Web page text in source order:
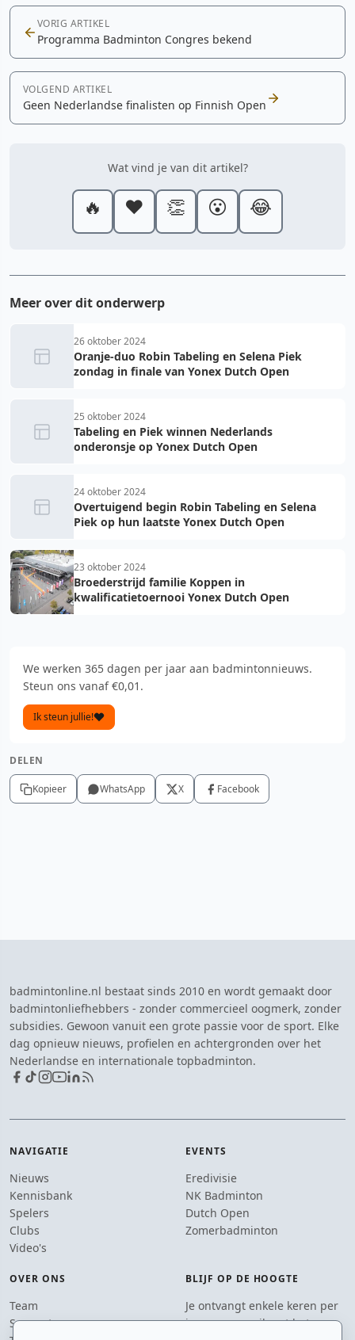
VORIG ARTIKEL
Programma Badminton Congres bekend
VOLGEND ARTIKEL
Geen Nederlandse finalisten op Finnish Open
Wat vind je van dit artikel?
🔥 ❤️ 👏 😮 😂
Meer over dit onderwerp
26 oktober 2024
Oranje-duo Robin Tabeling en Selena Piek
zondag in finale van Yonex Dutch Open
25 oktober 2024
Tabeling en Piek winnen Nederlands
onderonsje op Yonex Dutch Open
24 oktober 2024
Overtuigend begin Robin Tabeling en Selena
Piek op hun laatste Yonex Dutch Open
23 oktober 2024
Broederstrijd familie Koppen in
kwalificatietoernooi Yonex Dutch Open
We werken 365 dagen per jaar aan badmintonnieuws.
Steun ons vanaf €0,01.
Ik steun jullie!
DELEN
Kopieer WhatsApp X Facebook
badmintonline.nl bestaat sinds 2010 en wordt gemaakt door
badmintonliefhebbers - zonder commercieel oogmerk, zonder
subsidies. Gewoon vanuit een grote passie voor de sport. Elke
dag opnieuw nieuws, profielen en achtergronden over het
Nederlandse en internationale topbadminton.
NAVIGATIE
Nieuws
Kennisbank
Spelers
Clubs
Video's
EVENTS
Eredivisie
NK Badminton
Dutch Open
Zomerbadminton
OVER ONS
Team
Supporters
BLIJF OP DE HOOGTE
Je ontvangt enkele keren per
jaar een e-mail met het